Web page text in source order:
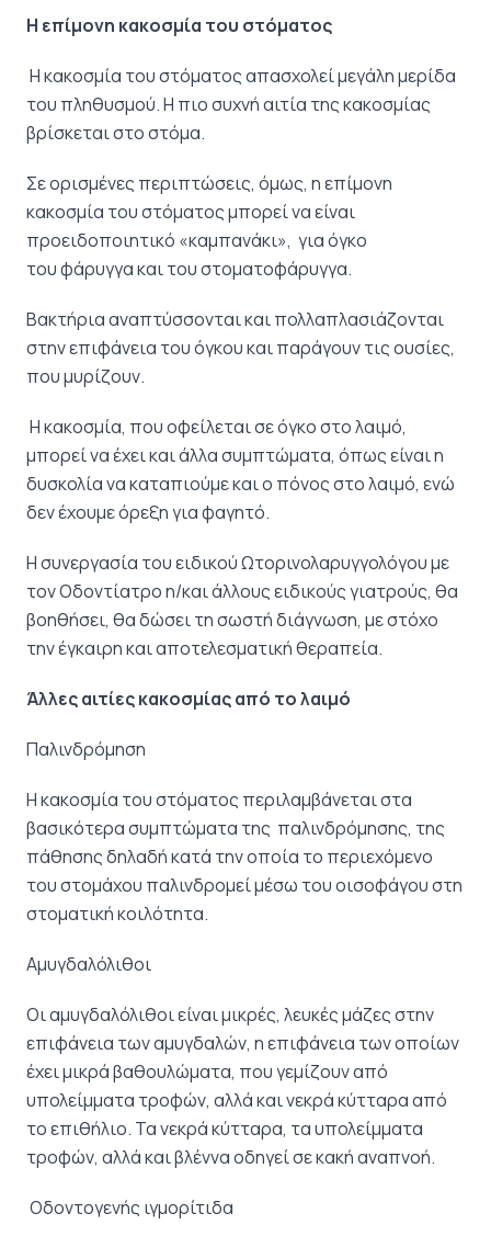
Η επίμονη κακοσμία του στόματος
Η κακοσμία του στόματος απασχολεί μεγάλη μερίδα
του πληθυσμού. Η πιο συχνή αιτία της κακοσμίας
βρίσκεται στο στόμα.
Σε ορισμένες περιπτώσεις, όμως, η επίμονη
κακοσμία του στόματος μπορεί να είναι
προειδοποιητικό «καμπανάκι», για όγκο
του φάρυγγα και του στοματοφάρυγγα.
Βακτήρια αναπτύσσονται και πολλαπλασιάζονται
στην επιφάνεια του όγκου και παράγουν τις ουσίες,
που μυρίζουν.
Η κακοσμία, που οφείλεται σε όγκο στο λαιμό,
μπορεί να έχει και άλλα συμπτώματα, όπως είναι η
δυσκολία να καταπιούμε και ο πόνος στο λαιμό, ενώ
δεν έχουμε όρεξη για φαγητό.
Η συνεργασία του ειδικού Ωτορινολαρυγγολόγου με
τον Οδοντίατρο η/και άλλους ειδικούς γιατρούς, θα
βοηθήσει, θα δώσει τη σωστή διάγνωση, με στόχο
την έγκαιρη και αποτελεσματική θεραπεία.
Άλλες αιτίες κακοσμίας από το λαιμό
Παλινδρόμηση
Η κακοσμία του στόματος περιλαμβάνεται στα
βασικότερα συμπτώματα της παλινδρόμησης, της
πάθησης δηλαδή κατά την οποία το περιεχόμενο
του στομάχου παλινδρομεί μέσω του οισοφάγου στη
στοματική κοιλότητα.
Αμυγδαλόλιθοι
Οι αμυγδαλόλιθοι είναι μικρές, λευκές μάζες στην
επιφάνεια των αμυγδαλών, η επιφάνεια των οποίων
έχει μικρά βαθουλώματα, που γεμίζουν από
υπολείμματα τροφών, αλλά και νεκρά κύτταρα από
το επιθήλιο. Τα νεκρά κύτταρα, τα υπολείμματα
τροφών, αλλά και βλέννα οδηγεί σε κακή αναπνοή.
Οδοντογενής ιγμορίτιδα